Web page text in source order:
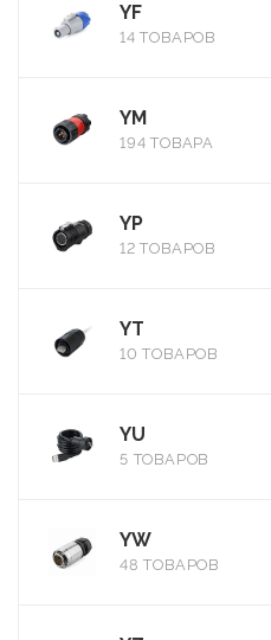
YF
14 ТОВАРОВ
YM
194 ТОВАРА
YP
12 ТОВАРОВ
YT
10 ТОВАРОВ
YU
5 ТОВАРОВ
YW
48 ТОВАРОВ